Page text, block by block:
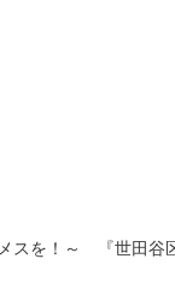
を！～ 『世田谷区